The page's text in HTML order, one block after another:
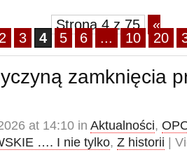
Strona 4 z 75
«
2 3 4 5 6 ... 10 20
zamknięcia
at 14:10 in Aktualności,
…. I nie tylko, Z historii |